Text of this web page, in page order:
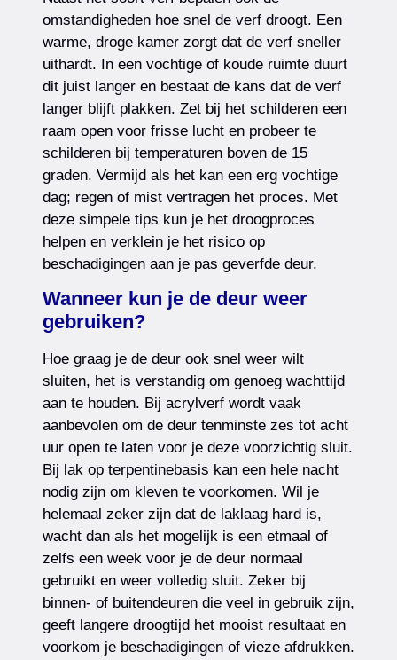
omstandigheden hoe snel de verf droogt. Een
warme, droge kamer zorgt dat de verf sneller
uithardt. In een vochtige of koude ruimte duurt
dit juist langer en bestaat de kans dat de verf
langer blijft plakken. Zet bij het schilderen een
raam open voor frisse lucht en probeer te
schilderen bij temperaturen boven de 15
graden. Vermijd als het kan een erg vochtige
dag; regen of mist vertragen het proces. Met
deze simpele tips kun je het droogproces
helpen en verklein je het risico op
beschadigingen aan je pas geverfde deur.
Wanneer kun je de deur weer
gebruiken?
Hoe graag je de deur ook snel weer wilt
sluiten, het is verstandig om genoeg wachttijd
aan te houden. Bij acrylverf wordt vaak
aanbevolen om de deur tenminste zes tot acht
uur open te laten voor je deze voorzichtig sluit.
Bij lak op terpentinebasis kan een hele nacht
nodig zijn om kleven te voorkomen. Wil je
helemaal zeker zijn dat de laklaag hard is,
wacht dan als het mogelijk is een etmaal of
zelfs een week voor je de deur normaal
gebruikt en weer volledig sluit. Zeker bij
binnen- of buitendeuren die veel in gebruik zijn,
geeft langere droogtijd het mooist resultaat en
voorkom je beschadigingen of vieze afdrukken.